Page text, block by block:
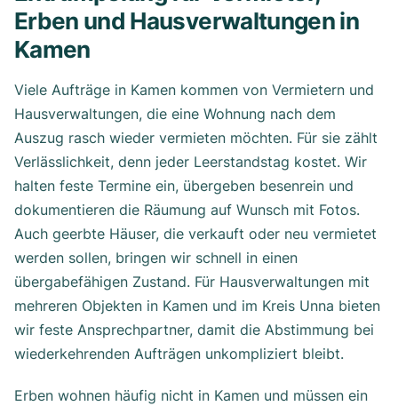
Erben und Hausverwaltungen in
Kamen
Viele Aufträge in Kamen kommen von Vermietern und
Hausverwaltungen, die eine Wohnung nach dem
Auszug rasch wieder vermieten möchten. Für sie zählt
Verlässlichkeit, denn jeder Leerstandstag kostet. Wir
halten feste Termine ein, übergeben besenrein und
dokumentieren die Räumung auf Wunsch mit Fotos.
Auch geerbte Häuser, die verkauft oder neu vermietet
werden sollen, bringen wir schnell in einen
übergabefähigen Zustand. Für Hausverwaltungen mit
mehreren Objekten in Kamen und im Kreis Unna bieten
wir feste Ansprechpartner, damit die Abstimmung bei
wiederkehrenden Aufträgen unkompliziert bleibt.
Erben wohnen häufig nicht in Kamen und müssen ein